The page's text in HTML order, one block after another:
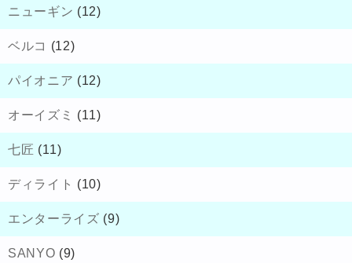
ニューギン (12)
ベルコ (12)
パイオニア (12)
オーイズミ (11)
七匠 (11)
ディライト (10)
エンターライズ (9)
SANYO (9)